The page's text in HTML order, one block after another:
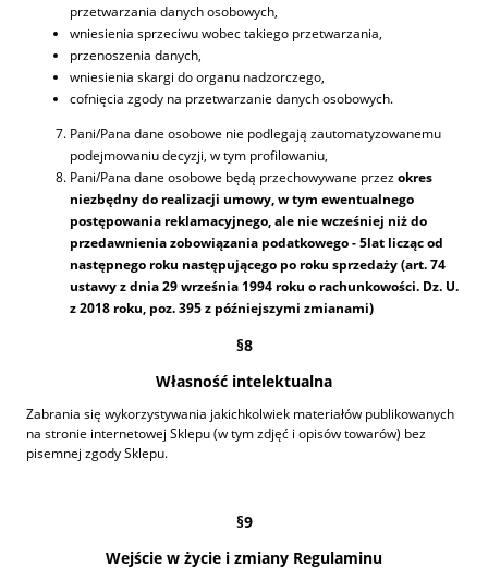
przetwarzania danych osobowych,
wniesienia sprzeciwu wobec takiego przetwarzania,
przenoszenia danych,
wniesienia skargi do organu nadzorczego,
cofnięcia zgody na przetwarzanie danych osobowych.
Pani/Pana dane osobowe nie podlegają zautomatyzowanemu
podejmowaniu decyzji, w tym profilowaniu,
Pani/Pana dane osobowe będą przechowywane przezokres
niezbędny do realizacji umowy, w tym ewentualnego
postępowania reklamacyjnego, ale nie wcześniej niż do
przedawnienia zobowiązania podatkowego - 5lat licząc od
następnego roku następującego po roku sprzedaży (art. 74
ustawy z dnia 29 września 1994 roku o rachunkowości. Dz. U.
z 2018 roku, poz. 395 z późniejszymi zmianami)
§8
Własność intelektualna
Zabrania się wykorzystywania jakichkolwiek materiałów publikowanych
na stronie internetowej Sklepu (w tym zdjęć i opisów towarów) bez
pisemnej zgody Sklepu.
§9
Wejście w życie i zmiany Regulaminu